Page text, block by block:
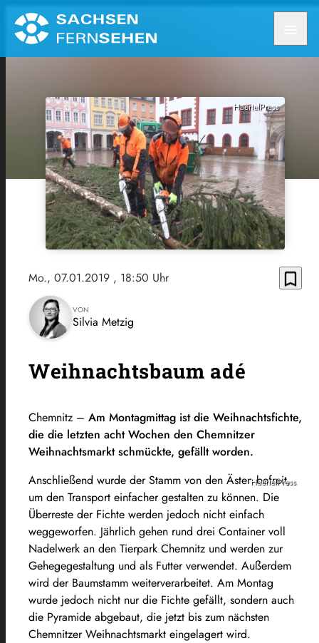
HaertelPress
Mo., 07.01.2019 , 18:50 Uhr bookmark_border
VON
Silvia Metzig
Weihnachtsbaum adé
Chemnitz – Am Montagmittag ist die Weihnachtsfichte,
die die letzten acht Wochen den Chemnitzer
Weihnachtsmarkt schmückte, gefällt worden.
HaertelPress
Anschließend wurde der Stamm von den Ästen befreit,
um den Transport einfacher gestalten zu können. Die
Überreste der Fichte werden jedoch nicht einfach
weggeworfen. Jährlich gehen rund drei Container voll
Nadelwerk an den Tierpark Chemnitz und werden zur
Gehegegestaltung und als Futter verwendet. Außerdem
wird der Baumstamm weiterverarbeitet. Am Montag
wurde jedoch nicht nur die Fichte gefällt, sondern auch
die Pyramide abgebaut, die jetzt bis zum nächsten
Chemnitzer Weihnachtsmarkt eingelagert wird.